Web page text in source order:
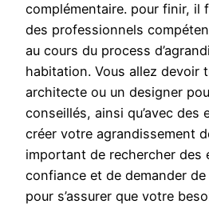
complémentaire. pour finir, il
des professionnels
au cours du process
habitation. Vous allez devoir
architecte ou un designer
conseillés, ainsi qu’avec des
créer votre agrandissement
important de rechercher des
confiance et de demander
pour s’assurer que votre